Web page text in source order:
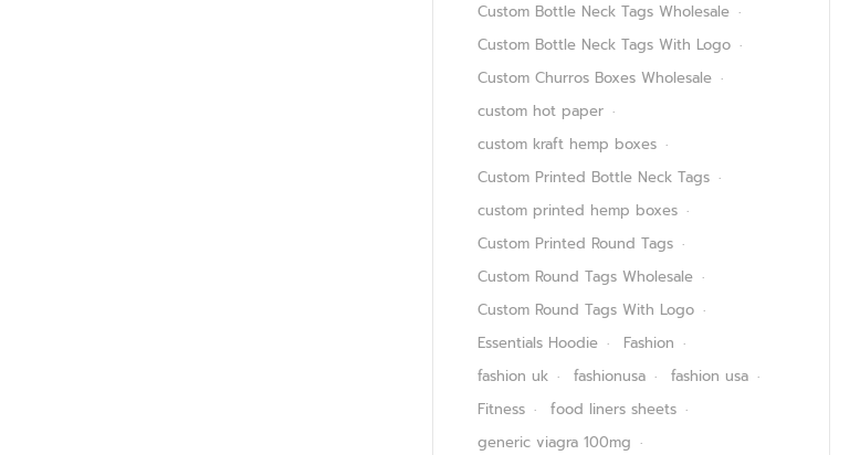
Custom Bottle Neck Tags Wholesale
Custom Bottle Neck Tags With Logo
Custom Churros Boxes Wholesale
custom hot paper
custom kraft hemp boxes
Custom Printed Bottle Neck Tags
custom printed hemp boxes
Custom Printed Round Tags
Custom Round Tags Wholesale
Custom Round Tags With Logo
Essentials Hoodie
Fashion
fashion uk
fashionusa
fashion usa
Fitness
food liners sheets
generic viagra 100mg